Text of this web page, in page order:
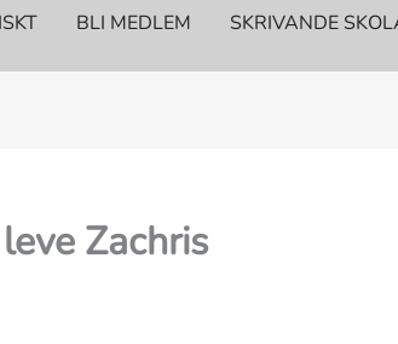
BLI MEDLEM SKRIVANDE
Zachris